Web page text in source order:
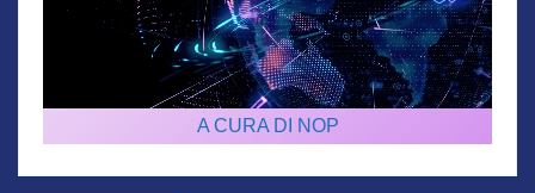
A CURA DI NOP